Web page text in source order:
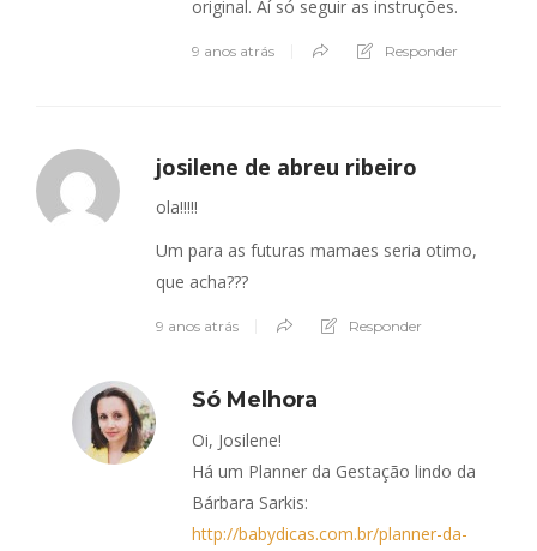
original. Aí só seguir as instruções.
9 anos atrás Responder
josilene de abreu ribeiro
ola!!!!!
Um para as futuras mamaes seria otimo,
que acha???
9 anos atrás Responder
Só Melhora
Oi, Josilene!
Há um Planner da Gestação lindo da
Bárbara Sarkis:
http://babydicas.com.br/planner-da-